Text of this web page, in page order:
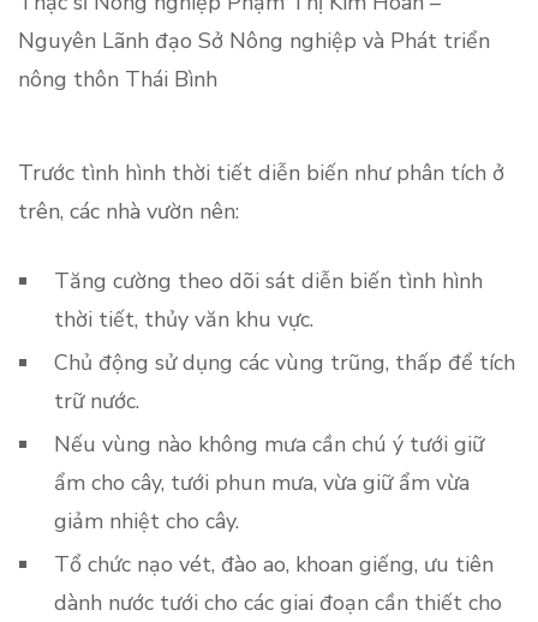
Nguyên Lãnh đạo Sở Nông nghiệp và Phát triển
nông thôn Thái Bình
Trước tình hình thời tiết diễn biến như phân tích ở
trên, các nhà vườn nên:
Tăng cường theo dõi sát diễn biến tình hình
thời tiết, thủy văn khu vực.
Chủ động sử dụng các vùng trũng, thấp để tích
trữ nước.
Nếu vùng nào không mưa cần chú ý tưới giữ
ẩm cho cây, tưới phun mưa, vừa giữ ẩm vừa
giảm nhiệt cho cây.
Tổ chức nạo vét, đào ao, khoan giếng, ưu tiên
dành nước tưới cho các giai đoạn cần thiết cho